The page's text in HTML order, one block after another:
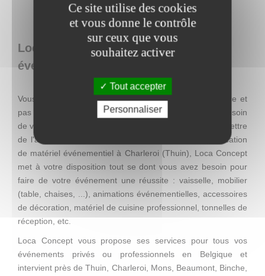
Loca Concept : location de matériel
événementiel en Belgique
Vous recherchez une décoration facile à mettre en place et
pas chère, mais qui se distingue par son originalité ? Besoin
de visibilité pour une action promotionnelle ? Envie de mettre
de l'ambiance lors d'un événement ? Entreprise de location
de matériel événementiel à Charleroi (Thuin), Loca Concept
met à votre disposition tout se dont vous avez besoin pour
faire de votre événement une réussite : vaisselle, mobilier
(table, chaises, ...), animations événementielles, accessoires
de décoration, matériel de cuisine professionnel, tonnelles de
réception, etc.
Loca Concept vous propose ses services pour tous vos
événements privés ou professionnels en Belgique et
intervient près de Thuin, Charleroi, Mons, Beaumont, Binche,
Ce site utilise des cookies
et vous donne le contrôle
sur ceux que vous
souhaitez activer
Tout accepter
Personnaliser